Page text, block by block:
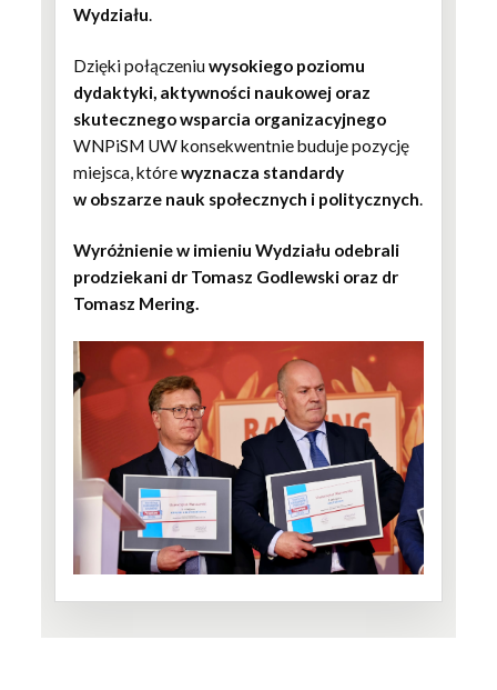
Wydziału.
Dzięki połączeniuwysokiego poziomu
dydaktyki, aktywności naukowej oraz
skutecznego wsparcia organizacyjnego
WNPiSM UW konsekwentnie buduje pozycję
miejsca, którewyznacza standardy
w obszarze nauk społecznych i politycznych.
Wyróżnienie w imieniu Wydziału odebrali
prodziekani dr Tomasz Godlewski oraz dr
Tomasz Mering.